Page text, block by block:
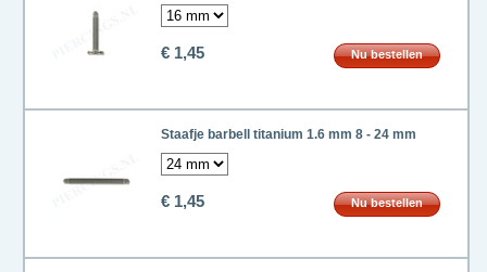
€ 1,45 Nu bestellen
Staafje barbell titanium 1.6 mm 8 - 24 mm
€ 1,45 Nu bestellen